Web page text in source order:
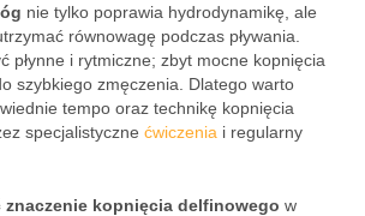
nie tylko poprawia hydrodynamikę, ale
równowagę podczas pływania.
płynne i rytmiczne; zbyt mocne kopnięcia
szybkiego zmęczenia. Dlatego warto
tempo oraz technikę kopnięcia
specjalistyczne ćwiczenia i regularny
znaczenie kopnięcia delfinowego w